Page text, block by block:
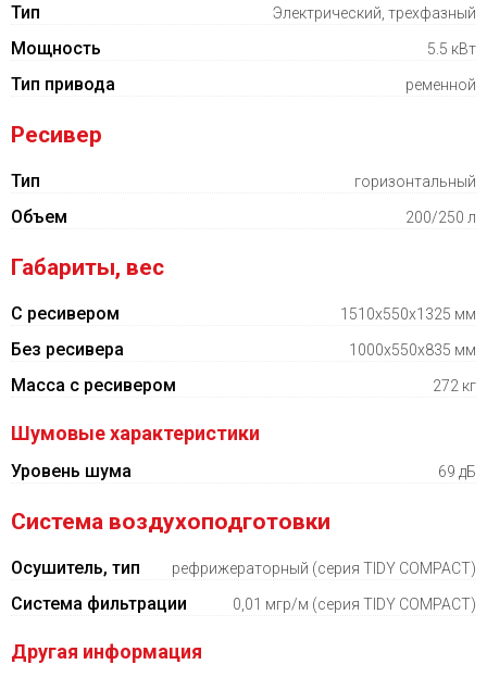
Тип Электрический, трехфазный
Мощность 5.5 кВт
Тип привода ременной
Ресивер
Тип горизонтальный
Объем 200/250 л
Габариты, вес
С ресивером 1510х550х1325 мм
Без ресивера 1000х550х835 мм
Масса с ресивером 272 кг
Шумовые характеристики
Уровень шума 69 дБ
Система воздухоподготовки
Осушитель, тип рефрижераторный (серия TIDY COMPACT)
Система фильтрации 0,01 мгр/м (серия TIDY COMPACT)
Другая информация